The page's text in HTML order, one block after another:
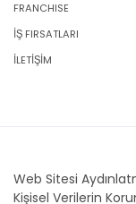
FRANCHISE
İŞ FIRSATLARI
İLETİŞİM
Web Sitesi
Kişisel Verilerin